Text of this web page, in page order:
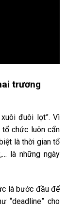
trương
đuôi lọt”. Vì
tổ chức luôn cẩn
là thời gian tổ
là những ngày
là bước đầu để
“deadline” cho